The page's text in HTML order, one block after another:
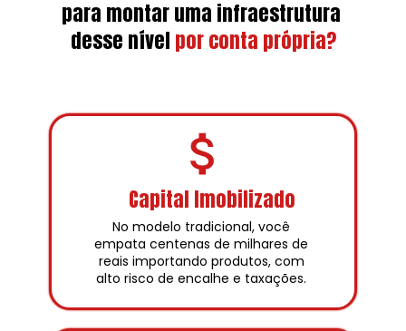
para montar uma infraestrutura
desse nível por conta própria?
Capital Imobilizado
No modelo tradicional, você
empata centenas de milhares de
reais importando produtos, com
alto risco de encalhe e taxações.